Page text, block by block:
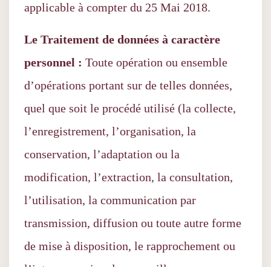
applicable à compter du 25 Mai 2018.
Le Traitement de données à caractère
personnel : Toute opération ou ensemble
d’opérations portant sur de telles données,
quel que soit le procédé utilisé (la collecte,
l’enregistrement, l’organisation, la
conservation, l’adaptation ou la
modification, l’extraction, la consultation,
l’utilisation, la communication par
transmission, diffusion ou toute autre forme
de mise à disposition, le rapprochement ou